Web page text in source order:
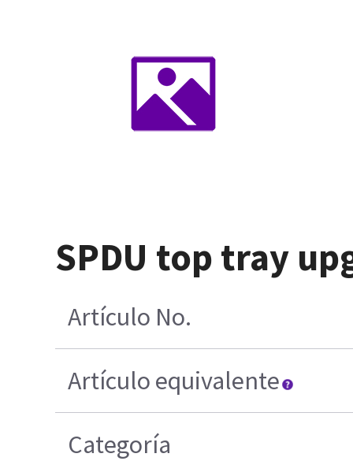
SPDU top tray
Artículo No.
Artículo equivalente
Categoría